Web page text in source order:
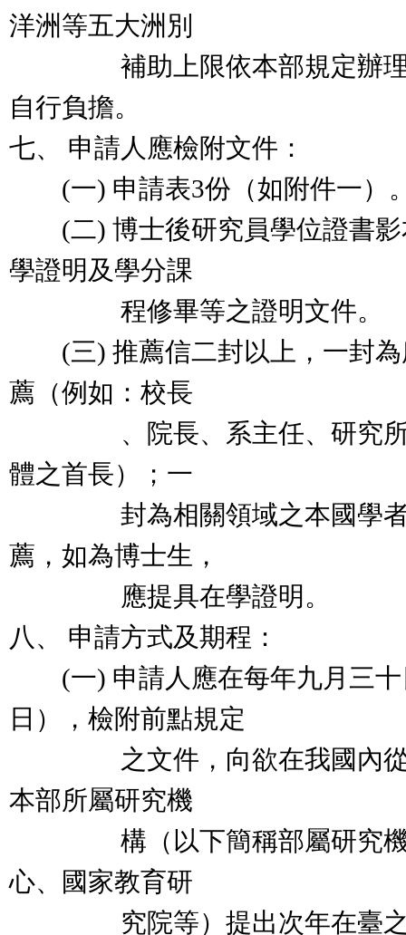
洋洲等五大洲別
補助上限依本部規定辦理
自行負擔。
七、 申請人應檢附文件：
(一) 申請表3份（如附件一）
(二) 博士後研究員學位證書影
學證明及學分課
程修畢等之證明文件。
(三) 推薦信二封以上，一封為
薦（例如：校長
、院長、系主任、研究所
體之首長）；一
封為相關領域之本國學者
薦，如為博士生，
應提具在學證明。
八、 申請方式及期程：
(一) 申請人應在每年九月三十
日），檢附前點規定
之文件，向欲在我國內從
本部所屬研究機
構（以下簡稱部屬研究機
心、國家教育研
究院等）提出次年在臺之